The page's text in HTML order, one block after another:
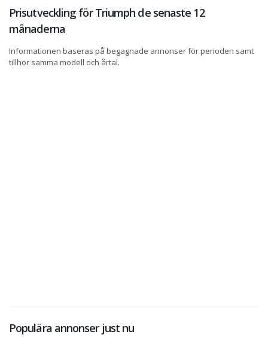
Prisutveckling för Triumph de senaste 12
månaderna
Informationen baseras på begagnade annonser för perioden samt
tillhör samma modell och årtal.
Populära annonser just nu